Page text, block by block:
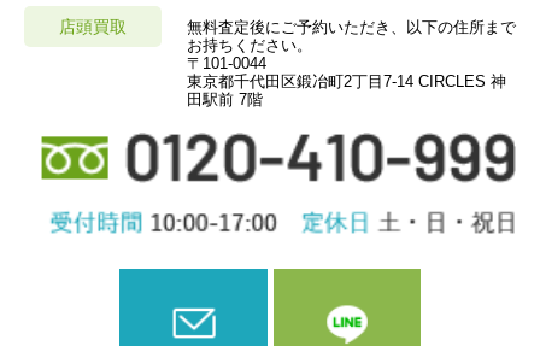
店頭買取
無料査定後にご予約いただき、以下の住所まで
お持ちください。
〒101-0044
東京都千代田区鍛冶町2丁目7-14 CIRCLES 神
田駅前 7階